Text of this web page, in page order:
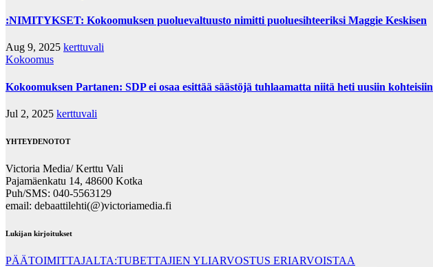
:NIMITYKSET: Kokoomuksen puoluevaltuusto nimitti puoluesihteeriksi Maggie Keskisen
Aug 9, 2025 kerttuvali
Kokoomus
Kokoomuksen Partanen: SDP ei osaa esittää säästöjä tuhlaamatta niitä heti uusiin kohteisiin
Jul 2, 2025 kerttuvali
YHTEYDENOTOT
Victoria Media/ Kerttu Vali
Pajamäenkatu 14, 48600 Kotka
Puh/SMS: 040-5563129
email: debaattilehti(@)victoriamedia.fi
Lukijan kirjoitukset
PÄÄTOIMITTAJALTA:TUBETTAJIEN YLIARVOSTUS ERIARVOISTAA